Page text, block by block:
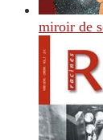
miroir de